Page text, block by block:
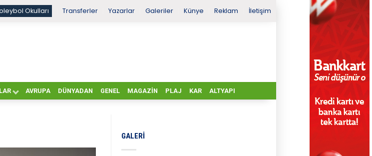
Okulları Transferler Yazarlar Galeriler Künye Reklam İletişim
AVRUPA DÜNYADAN GENEL MAGAZIN PLAJ KAR ALTYAPI
GALERI